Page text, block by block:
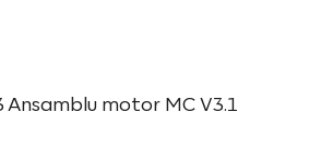
Ansamblu motor MC V3.1